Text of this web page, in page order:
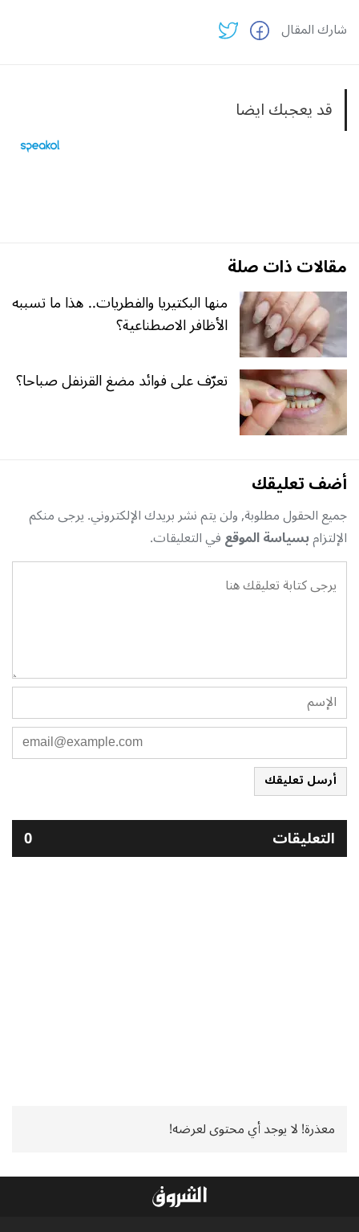
شارك المقال
قد يعجبك ايضا
مقالات ذات صلة
منها البكتيريا والفطريات.. هذا ما تسببه
الأظافر الاصطناعية؟
تعرّف على فوائد مضغ القرنفل صباحا؟
أضف تعليقك
جميع الحقول مطلوبة, ولن يتم نشر بريدك الإلكتروني. يرجى منكم
الإلتزامبسياسة الموقعفي التعليقات.
أرسل تعليقك
التعليقات 0
معذرة! لا يوجد أي محتوى لعرضه!